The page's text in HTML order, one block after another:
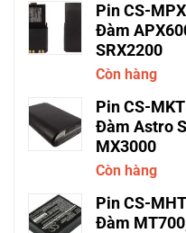
Pin CS-
Đàm
SRX2200
Còn hàng
Pin CS-
Đàm Astro
MX3000
Còn hàng
Pin CS-
Đàm